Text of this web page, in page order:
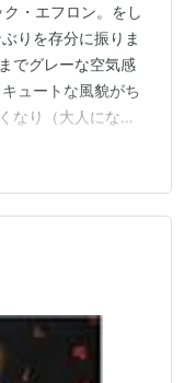
・エフロン。をし
りを存分に振りま
でグレーな空気感
ュートな風貌がち
なり（大人になっ
進んでほしいと願
り。